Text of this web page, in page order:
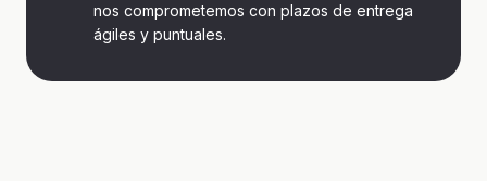
nos comprometemos con plazos de entrega
ágiles y puntuales.